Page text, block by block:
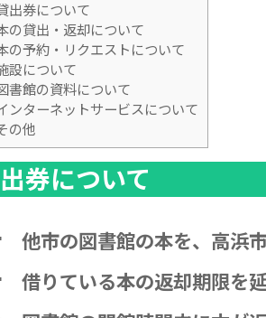
出券について
の貸出・返却について
の予約・リクエストについて
設について
書館の資料について
ンターネットサービスについて
の他
券について
他市の図書館の本を、高浜
借りている本の返却期限を